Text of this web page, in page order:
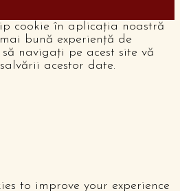
cookie în aplicația noastră
bună experiență de
navigați pe acest site vă
acestor date.
to improve your experience